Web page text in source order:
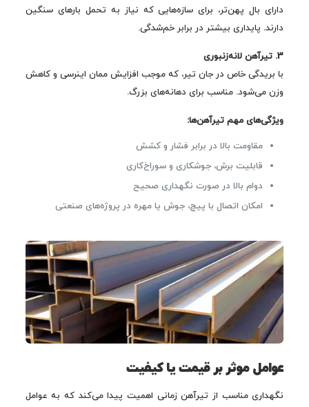
دارای بال پهن‌تر، برای سازه‌هایی که نیاز به تحمل بارهای سنگین
دارند. پایداری بیشتر در برابر خم‌شدگی.
3. تیرآهن لانه‌زنبوری
با بریدگی خاص در جان تیر، که موجب افزایش ممان اینرسی و کاهش
وزن می‌شود. مناسب برای دهانه‌های بزرگ.
ویژگی‌های مهم تیرآهن‌ها:
مقاومت بالا در برابر فشار و کشش
قابلیت برش، جوشکاری و سوراخ‌کاری
دوام بالا در صورت نگهداری صحیح
امکان اتصال با پیچ، جوش یا مهره در پروژه‌های صنعتی
عوامل موثر بر قیمت یا کیفیت
نگهداری مناسب از تیرآهن زمانی اهمیت پیدا می‌کند که به عوامل